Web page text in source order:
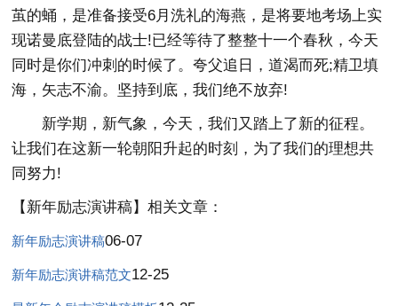
茧的蛹，是准备接受6月洗礼的海燕，是将要地考场上实
现诺曼底登陆的战士!已经等待了整整十一个春秋，今天
同时是你们冲刺的时候了。夸父追日，道渴而死;精卫填
海，矢志不渝。坚持到底，我们绝不放弃!
新学期，新气象，今天，我们又踏上了新的征程。
让我们在这新一轮朝阳升起的时刻，为了我们的理想共
同努力!
【新年励志演讲稿】相关文章：
新年励志演讲稿06-07
新年励志演讲稿范文12-25